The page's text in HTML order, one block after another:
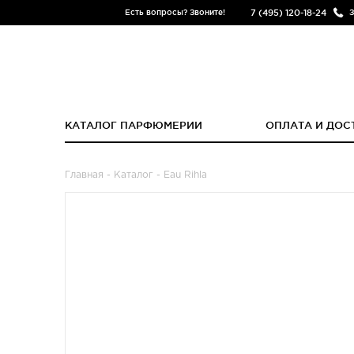
Есть вопросы? Звоните! 7 (495) 120-18-24
КАТАЛОГ ПАРФЮМЕРИИ ОПЛАТА И
Главная - Каталог - Eau Rihla